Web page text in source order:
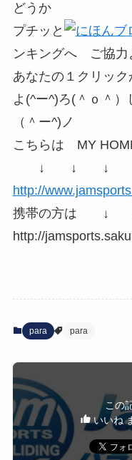
どうか
プチッと
ンキングへ ご協力
あなたの１クリック
よ(^ー^)ろ(＾ｏ＾
（＾ー^)ノ
こちらは MY
↓ ↓ ↓
http://
携帯の方は
http://
para para
この
いいね